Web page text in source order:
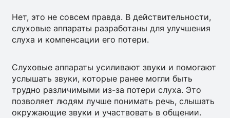
Нет, это не совсем правда. В действительности,
слуховые аппараты разработаны для улучшения
слуха и компенсации его потери.
Слуховые аппараты усиливают звуки и помогают
услышать звуки, которые ранее могли быть
трудно различимыми из-за потери слуха. Это
позволяет людям лучше понимать речь, слышать
окружающие звуки и участвовать в общении.